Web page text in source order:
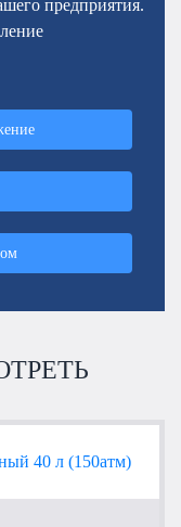
предприятия.